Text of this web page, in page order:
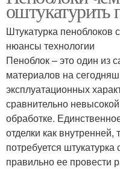
оштукатурить
Штукатурка пеноблоков
нюансы технологии
Пеноблок – это один из
материалов на
эксплуатационных
сравнительно
обработке.
отделки как
потребуется
правильно ее провести